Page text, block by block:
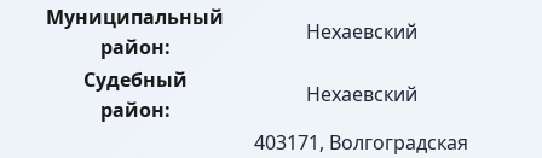
Муниципальный
район:
Нехаевский
Судебный
район:
Нехаевский
403171, Волгоградская